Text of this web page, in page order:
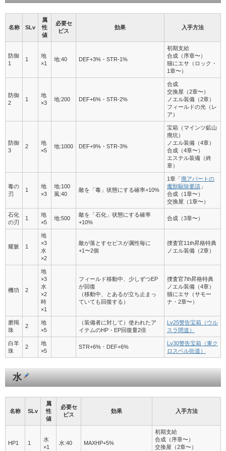
名称 SLv
属
性
値
必要セ
ピス
効果 入手方法
防御
1
1
地
×1
地:40 DEF+3%・STR-1%
初期支給
合成（序章〜）
猫にエサ（ロック・
1章〜）
防御
2
1
地
×3
地:200 DEF+6%・STR-2%
合成
交換屋（2章〜）
ノエル装備（2章）
フィールドの光（レ
ア）
防御
3
2
地
×5
地:1000 DEF+9%・STR-3%
宝箱（マインツ鉱山
廃坑）
ノエル装備（4章）
合成（4章〜）
エステル装備（終
章）
毒の
刃
1
地
×3
地:100
風:40
敵を「毒」状態にする確率+10%
1章「廃アパートの
魔獣駆除要請 」
合成（1章〜）
交換屋（1章〜）
石化
の刃
1
地
×5
地:500
敵を「石化」状態にする確率
+10%
合成（3章〜）
耀脈 1
地
×3
水
×2
敵が落とすセピスが属性毎に
+1〜2個
捜査官11th昇格特典
ノエル装備（2章）
機功 2
地
×3
水
×2
時
×1
フィールド移動中、少しずつEP
が回復
（移動中、とあるが立ち止まっ
ていても回復する）
捜査官7th昇格特典
ノエル装備（4章）
猫にエサ（サモー
ナ・2章〜）
磨羯
珠
2
地
×5
（装備者に対して）使われたア
イテムのHP・EP回復量2倍
Lv25警告宝箱（ウル
スラ間道）
白羊
珠
2
地
×5
STR+6%・DEF+6%
Lv30警告宝箱（東ク
ロスベル街道）
水
名称 SLv
属
性
値
必要セ
ピス
効果 入手方法
HP1 1
水
×1
水:40 MAXHP+5%
初期支給
合成（序章〜）
交換屋（2章〜）